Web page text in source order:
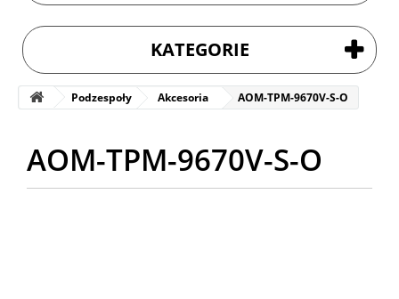
KATEGORIE
Podzespoły Akcesoria AOM-TPM-9670V-S-O
AOM-TPM-9670V-S-O